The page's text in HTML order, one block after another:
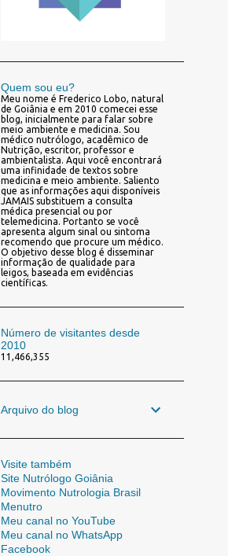
Quem sou eu?
Meu nome é Frederico Lobo, natural
de Goiânia e em 2010 comecei esse
blog, inicialmente para falar sobre
meio ambiente e medicina. Sou
médico nutrólogo, acadêmico de
Nutrição, escritor, professor e
ambientalista. Aqui você encontrará
uma infinidade de textos sobre
medicina e meio ambiente. Saliento
que as informações aqui disponíveis
JAMAIS substituem a consulta
médica presencial ou por
telemedicina. Portanto se você
apresenta algum sinal ou sintoma
recomendo que procure um médico.
O objetivo desse blog é disseminar
informação de qualidade para
leigos, baseada em evidências
científicas.
Número de visitantes desde
2010
11,466,355
Arquivo do blog
Visite também
Site Nutrólogo Goiânia
Movimento Nutrologia Brasil
Menutro
Meu canal no YouTube
Meu canal no WhatsApp
Facebook